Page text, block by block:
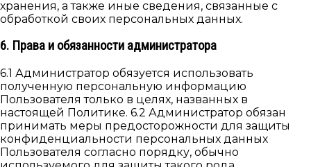
хранения, а также иные сведения, связанные с
обработкой своих персональных данных.
6. Права и обязанности администратора
6.1 Администратор обязуется использовать
полученную персональную информацию
Пользователя только в целях, названных в
настоящей Политике. 6.2 Администратор обязан
принимать меры предосторожности для защиты
конфиденциальности персональных данных
Пользователя согласно порядку, обычно